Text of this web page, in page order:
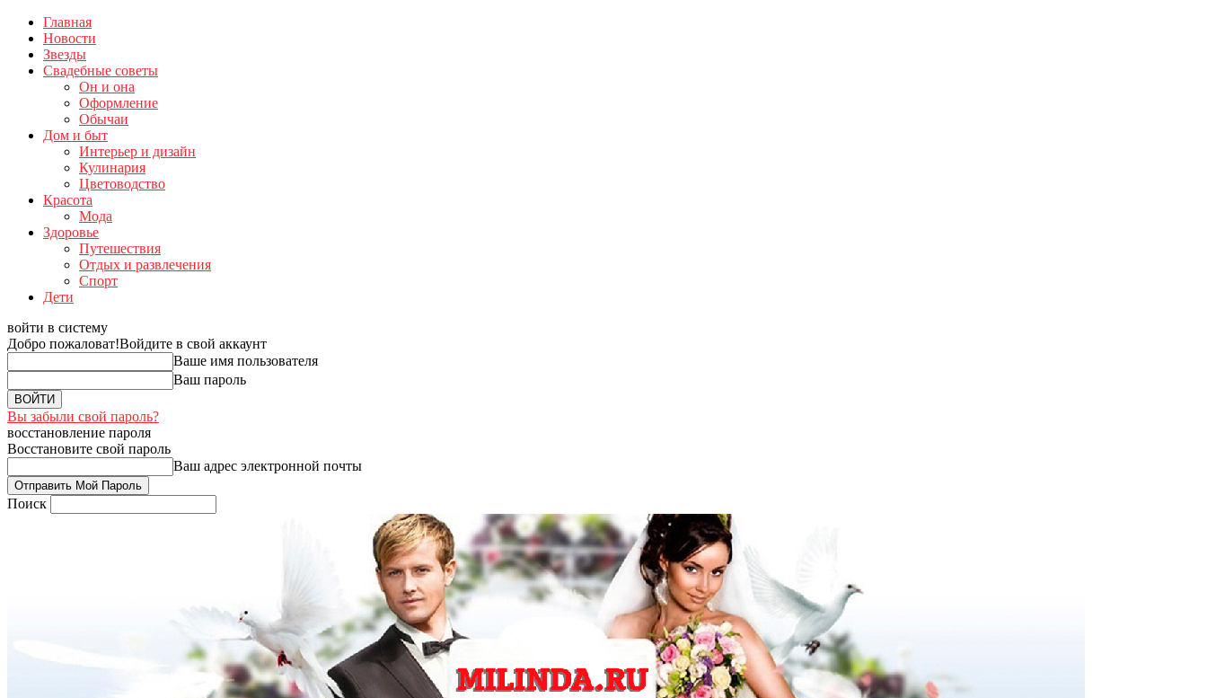
Главная
Новости
Звезды
Свадебные советы
Он и она
Оформление
Обычаи
Дом и быт
Интерьер и дизайн
Кулинария
Цветоводство
Красота
Мода
Здоровье
Путешествия
Отдых и развлечения
Спорт
Дети
войти в систему
Добро пожаловат!Войдите в свой аккаунт
Ваше имя пользователя
Ваш пароль
Вы забыли свой пароль?
восстановление пароля
Восстановите свой пароль
Ваш адрес электронной почты
Поиск